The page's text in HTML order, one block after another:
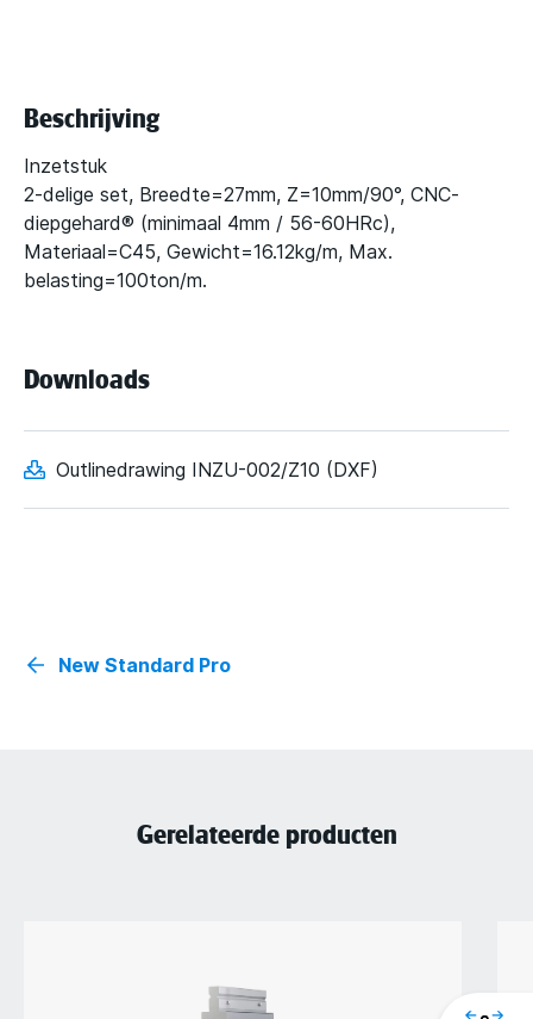
Beschrijving
Inzetstuk
2-delige set, Breedte=27mm, Z=10mm/90°, CNC-
diepgehard® (minimaal 4mm / 56-60HRc),
Materiaal=C45, Gewicht=16.12kg/m, Max.
belasting=100ton/m.
Downloads
Outlinedrawing INZU-002/Z10 (DXF)
New Standard Pro
Gerelateerde producten